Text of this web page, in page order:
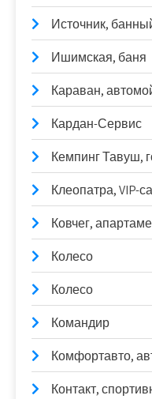
Источник,
Ишимская, баня
Караван,
Кардан-Сервис
Кемпинг Тавуш,
Клеопатра, VIP-
Ковчег,
Колесо
Колесо
Командир
Комфортавто,
Контакт,